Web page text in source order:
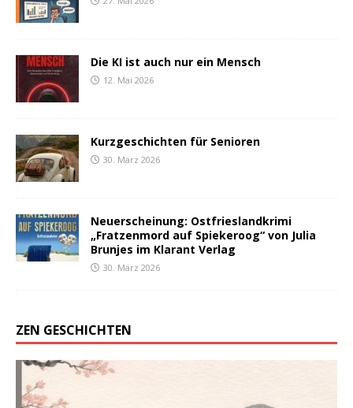
Die KI ist auch nur ein Mensch
12. Mai 2026
Kurzgeschichten für Senioren
30. März 2026
Neuerscheinung: Ostfrieslandkrimi
„Fratzenmord auf Spiekeroog“ von Julia
Brunjes im Klarant Verlag
30. März 2026
ZEN GESCHICHTEN